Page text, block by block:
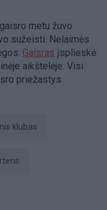
metu žuvo
sužeisti. Nelaimės
Gaisras įsplieskė
aikštelėje. Visi
priežastys
klubas